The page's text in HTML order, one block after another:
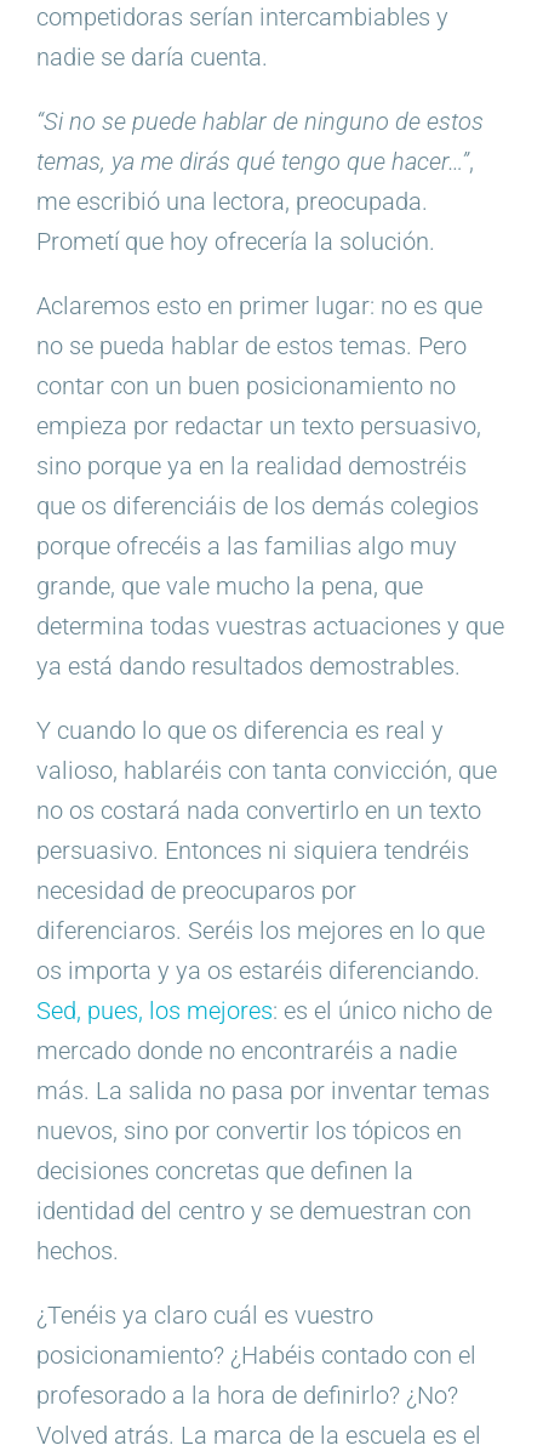
competidoras serían intercambiables y
nadie se daría cuenta.
“Si no se puede hablar de ninguno de estos
temas, ya me dirás qué tengo que hacer…”,
me escribió una lectora, preocupada.
Prometí que hoy ofrecería la solución.
Aclaremos esto en primer lugar: no es que
no se pueda hablar de estos temas. Pero
contar con un buen posicionamiento no
empieza por redactar un texto persuasivo,
sino porque ya en la realidad demostréis
que os diferenciáis de los demás colegios
porque ofrecéis a las familias algo muy
grande, que vale mucho la pena, que
determina todas vuestras actuaciones y que
ya está dando resultados demostrables.
Y cuando lo que os diferencia es real y
valioso, hablaréis con tanta convicción, que
no os costará nada convertirlo en un texto
persuasivo. Entonces ni siquiera tendréis
necesidad de preocuparos por
diferenciaros. Seréis los mejores en lo que
os importa y ya os estaréis diferenciando.
Sed, pues, los mejores: es el único nicho de
mercado donde no encontraréis a nadie
más. La salida no pasa por inventar temas
nuevos, sino por convertir los tópicos en
decisiones concretas que definen la
identidad del centro y se demuestran con
hechos.
¿Tenéis ya claro cuál es vuestro
posicionamiento? ¿Habéis contado con el
profesorado a la hora de definirlo? ¿No?
Volved atrás. La marca de la escuela es el